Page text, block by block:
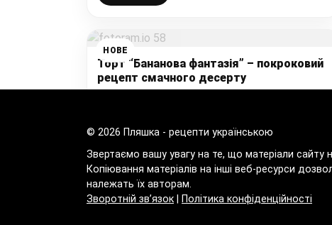
НОВЕ
Торт “Бананова фантазія” – покроковий
рецепт смачного десерту
© 2026 Пляшка - рецепти українською
Звертаємо вашу увагу на те, що матеріали
Копіювання матеріалів на інші веб-ресурси
належать їх авторам.
Зворотній зв’язок
Політика конфіденційності